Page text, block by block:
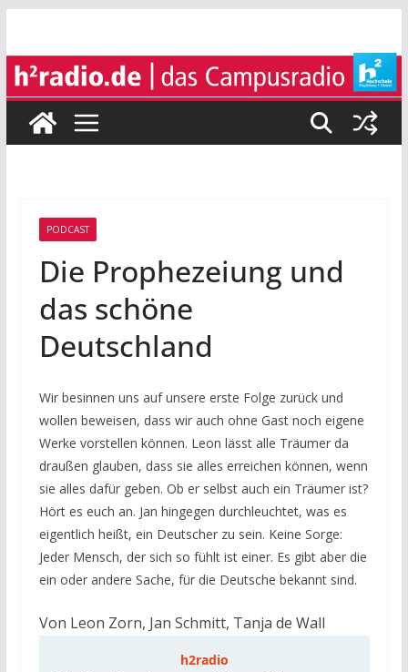
springen
PODCAST
Die Prophezeiung und
das schöne
Deutschland
Wir besinnen uns auf unsere erste Folge zurück und
wollen beweisen, dass wir auch ohne Gast noch eigene
Werke vorstellen können. Leon lässt alle Träumer da
draußen glauben, dass sie alles erreichen können, wenn
sie alles dafür geben. Ob er selbst auch ein Träumer ist?
Hört es euch an. Jan hingegen durchleuchtet, was es
eigentlich heißt, ein Deutscher zu sein. Keine Sorge:
Jeder Mensch, der sich so fühlt ist einer. Es gibt aber die
ein oder andere Sache, für die Deutsche bekannt sind.
Von Leon Zorn, Jan Schmitt, Tanja de Wall